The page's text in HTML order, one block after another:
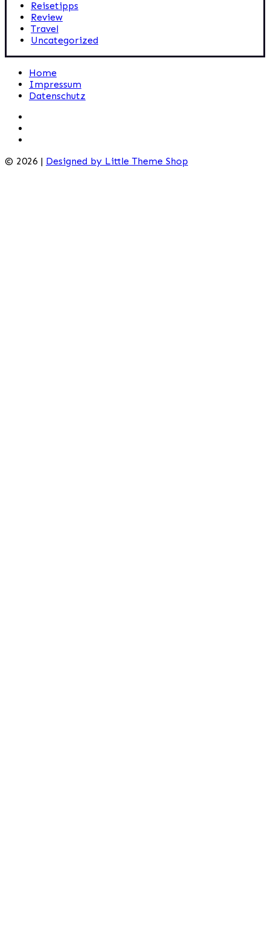
Reisetipps
Review
Travel
Uncategorized
Home
Impressum
Datenschutz
© 2026 | Designed by Little Theme Shop